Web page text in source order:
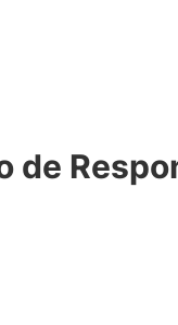
de